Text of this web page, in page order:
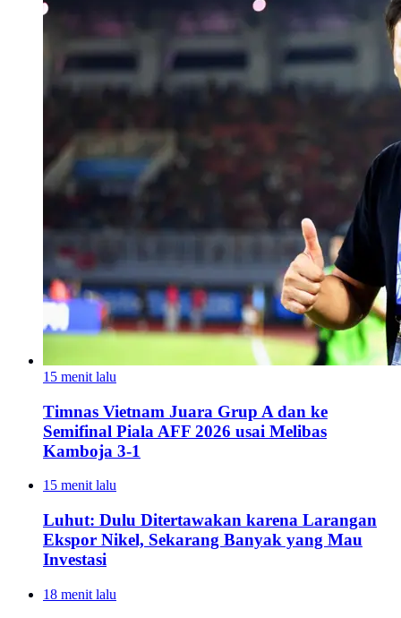
15 menit lalu
Timnas Vietnam Juara Grup A dan ke
Semifinal Piala AFF 2026 usai Melibas
Kamboja 3-1
15 menit lalu
Luhut: Dulu Ditertawakan karena Larangan
Ekspor Nikel, Sekarang Banyak yang Mau
Investasi
18 menit lalu